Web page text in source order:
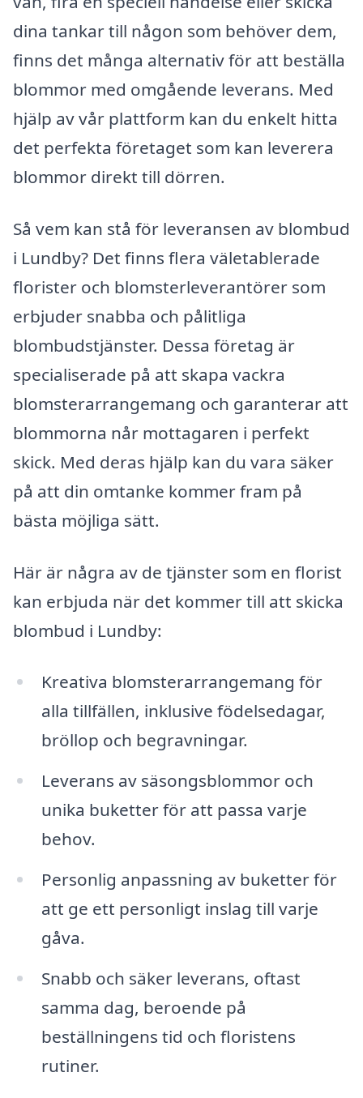
dina tankar till någon som behöver dem,
finns det många alternativ för att beställa
blommor med omgående leverans. Med
hjälp av vår plattform kan du enkelt hitta
det perfekta företaget som kan leverera
blommor direkt till dörren.
Så vem kan stå för leveransen av blombud
i Lundby? Det finns flera väletablerade
florister och blomsterleverantörer som
erbjuder snabba och pålitliga
blombudstjänster. Dessa företag är
specialiserade på att skapa vackra
blomsterarrangemang och garanterar att
blommorna når mottagaren i perfekt
skick. Med deras hjälp kan du vara säker
på att din omtanke kommer fram på
bästa möjliga sätt.
Här är några av de tjänster som en florist
kan erbjuda när det kommer till att skicka
blombud i Lundby:
Kreativa blomsterarrangemang för
alla tillfällen, inklusive födelsedagar,
bröllop och begravningar.
Leverans av säsongsblommor och
unika buketter för att passa varje
behov.
Personlig anpassning av buketter för
att ge ett personligt inslag till varje
gåva.
Snabb och säker leverans, oftast
samma dag, beroende på
beställningens tid och floristens
rutiner.